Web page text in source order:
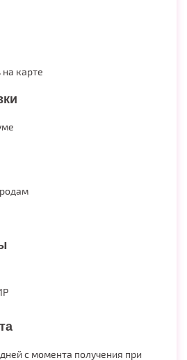
на карте
с момента получения при